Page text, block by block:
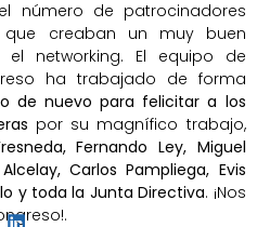
número de patrocinadores
que creaban un muy buen
networking. El equipo de
ha trabajado de forma
de nuevo para felicitar a los
por su magnífico trabajo,
Fernando Ley, Miguel
Carlos Pampliega, Evis
y toda la Junta Directiva. ¡Nos